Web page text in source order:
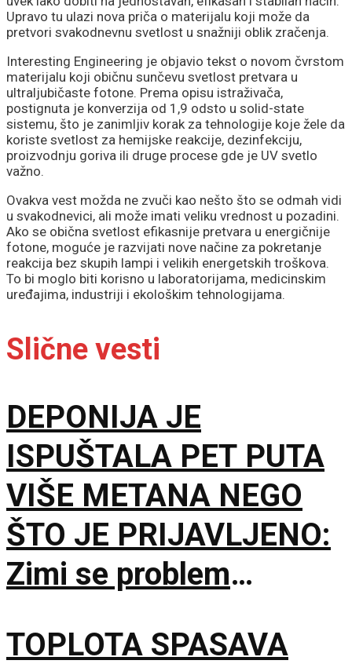
Upravo tu ulazi nova priča o materijalu koji može da
pretvori svakodnevnu svetlost u snažniji oblik zračenja.
Interesting Engineering je objavio tekst o novom čvrstom
materijalu koji običnu sunčevu svetlost pretvara u
ultraljubičaste fotone. Prema opisu istraživača,
postignuta je konverzija od 1,9 odsto u solid-state
sistemu, što je zanimljiv korak za tehnologije koje žele da
koriste svetlost za hemijske reakcije, dezinfekciju,
proizvodnju goriva ili druge procese gde je UV svetlo
važno.
Ovakva vest možda ne zvuči kao nešto što se odmah vidi
u svakodnevici, ali može imati veliku vrednost u pozadini.
Ako se obična svetlost efikasnije pretvara u energičnije
fotone, moguće je razvijati nove načine za pokretanje
reakcija bez skupih lampi i velikih energetskih troškova.
To bi moglo biti korisno u laboratorijama, medicinskim
uređajima, industriji i ekološkim tehnologijama.
Slične vesti
DEPONIJA JE
ISPUŠTALA PET PUTA
VIŠE METANA NEGO
ŠTO JE PRIJAVLJENO:
Zimi se problem
TOPLOTA SPASAVA